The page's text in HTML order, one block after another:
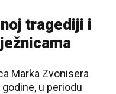
tragediji i
Marka Zvonisera
u periodu